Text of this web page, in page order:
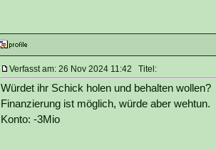
Verfasst am: 26 Nov 2024 11:42 Titel:
Würdet ihr Schick holen und behalten wollen?
Finanzierung ist möglich, würde aber wehtun.
Konto: -3Mio